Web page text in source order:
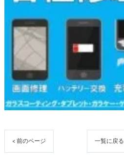
< 前のページ 一覧に戻る